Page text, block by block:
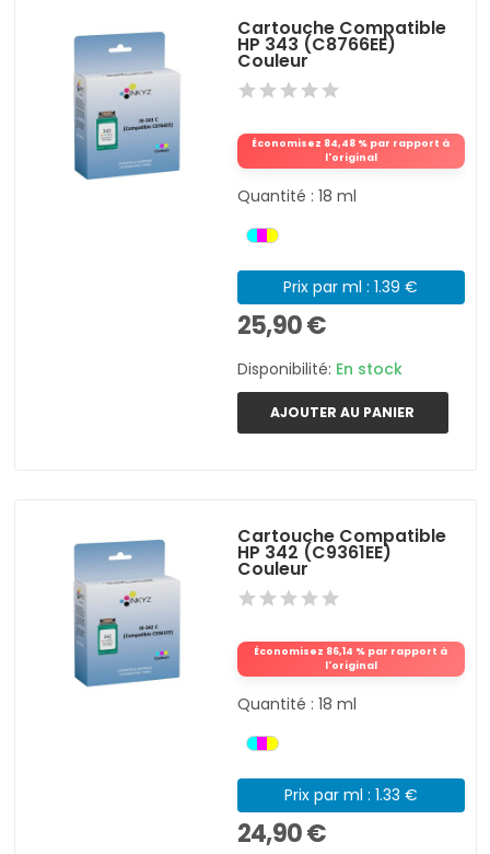
Cartouche Compatible
HP 343 (C8766EE)
Couleur
Économisez 84,48 % par rapport à
l'original
Quantité : 18 ml
Prix par ml : 1.39 €
25,90 €
Disponibilité: En stock
AJOUTER AU PANIER
Cartouche Compatible
HP 342 (C9361EE)
Couleur
Économisez 86,14 % par rapport à
l'original
Quantité : 18 ml
Prix par ml : 1.33 €
24,90 €